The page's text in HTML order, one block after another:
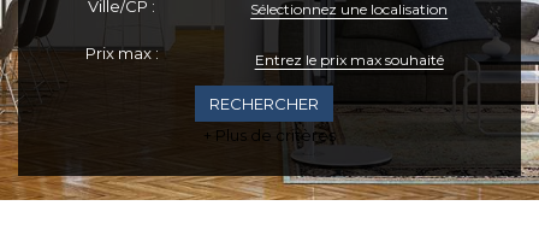
CONTACT
EXTRANET
Ville/CP : Sélectionnez une localisation
Prix max :
+ Plus de critères